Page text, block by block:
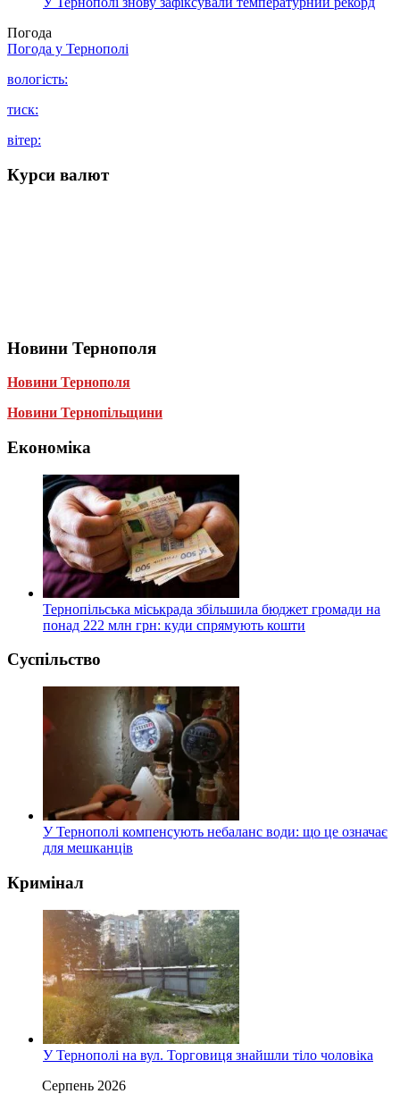
Погода
Погода у Тернополі
вологість:
тиск:
вітер:
Курси валют
Новини Тернополя
Новини Тернополя
Новини Тернопільщини
Економіка
Тернопільська міськрада збільшила бюджет громади на
понад 222 млн грн: куди спрямують кошти
Суспільство
У Тернополі компенсують небаланс води: що це означає
для мешканців
Кримінал
У Тернополі на вул. Торговиця знайшли тіло чоловіка
Серпень 2026